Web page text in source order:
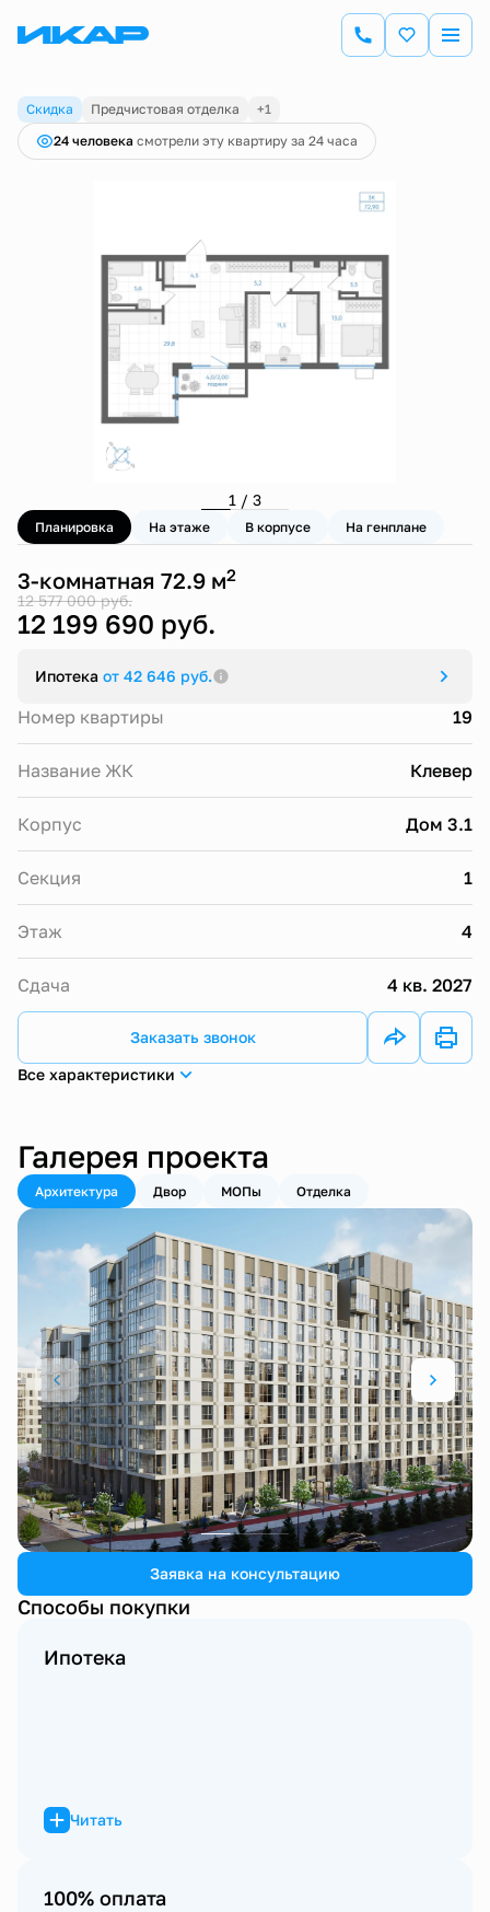
3-комнатная72.9 м
12 577 000 руб.
12 199 690 руб.
Ипотекаот 42 646 руб.
Скидка Предчистовая отделка
+1
24 человекa смотрели эту квартиру за 24 часа
1 / 3
Планировка На этаже В корпусе На генплане
3-комнатная 72.9 м2
12 577 000 руб.
12 199 690 руб.
Ипотека от 42 646 руб.
Номер квартиры 19
Название ЖК Клевер
Корпус Дом 3.1
Секция 1
Этаж 4
Сдача 4 кв. 2027
Заказать звонок
Все характеристики
Галерея проекта
Архитектура Двор МОПы Отделка
1 / 3
Заявка на консультацию
Способы покупки
Ипотека
Читать
100% оплата